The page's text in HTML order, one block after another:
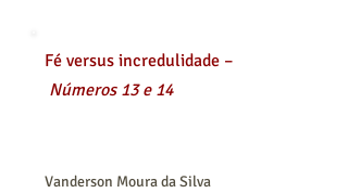
Fé versus incredulidade –
Números 13 e 14
Vanderson Moura da Silva